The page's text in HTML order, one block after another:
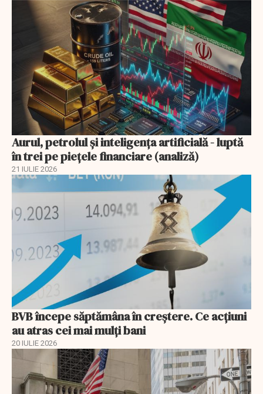
Aurul, petrolul şi inteligenţa artificială - luptă
în trei pe piețele financiare (analiză)
21 IULIE 2026
BVB începe săptămâna în creștere. Ce acțiuni
au atras cei mai mulți bani
20 IULIE 2026